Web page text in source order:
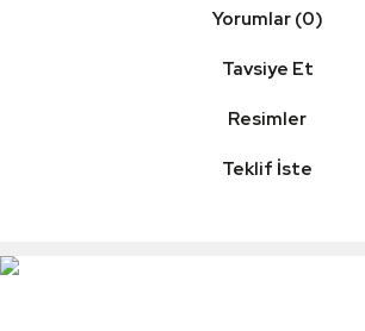
Yorumlar (0)
Tavsiye Et
Resimler
Teklif İste